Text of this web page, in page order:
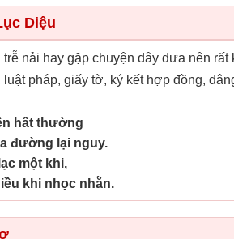
Diệu
nải hay gặp chuyện dây dưa nên rất
pháp, giấy tờ, ký kết hợp đồng,
hất thường
đường lại nguy.
một khi,
khi nhọc nhằn.